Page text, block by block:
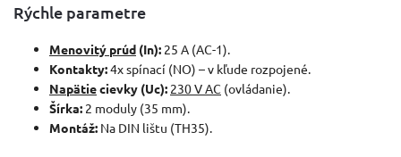
Rýchle parametre
Menovitý prúd (In): 25 A (AC-1).
Kontakty:4x spínací (NO) – v kľude rozpojené.
Napätiecievky (Uc): 230 V AC (ovládanie).
Šírka: 2 moduly (35 mm).
Montáž: Na DIN lištu (TH35).